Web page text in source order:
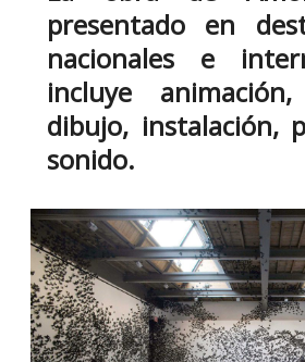
b
o
o
k
er s
A
p
p
presentado en
nacionales e
incluye
dibujo, instalación,
sonido.